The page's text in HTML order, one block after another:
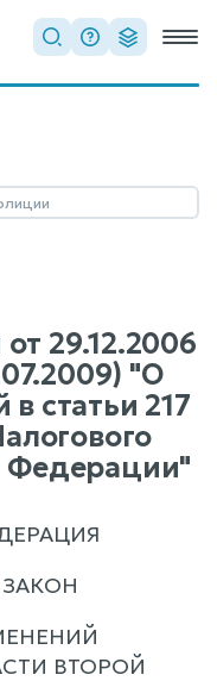
29.12.2006
"О
статьи 217
Федерации"
ВТОРОЙ